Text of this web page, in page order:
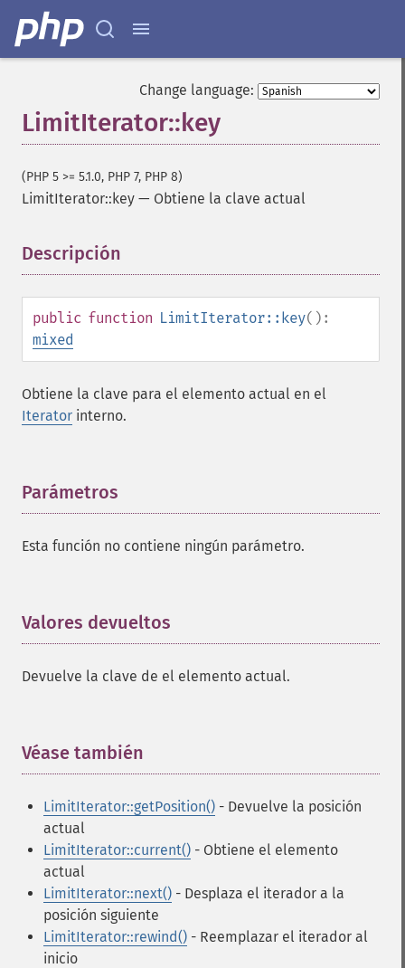
Change language:
LimitIterator::key
(PHP 5 >= 5.1.0, PHP 7, PHP 8)
LimitIterator::key — Obtiene la clave actual
Descripción
public function LimitIterator::key():
mixed
Obtiene la clave para el elemento actual en el
Iterator interno.
Parámetros
Esta función no contiene ningún parámetro.
Valores devueltos
Devuelve la clave de el elemento actual.
Véase también
LimitIterator::getPosition() - Devuelve la posición
actual
LimitIterator::current() - Obtiene el elemento
actual
LimitIterator::next() - Desplaza el iterador a la
posición siguiente
LimitIterator::rewind() - Reemplazar el iterador al
inicio